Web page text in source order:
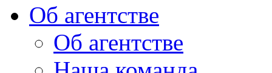
Об агентстве
Об агентстве